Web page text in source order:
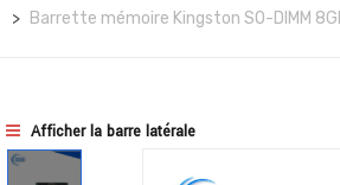
Barrette mémoire Kingston SO-DIMM
Afficher la barre latérale